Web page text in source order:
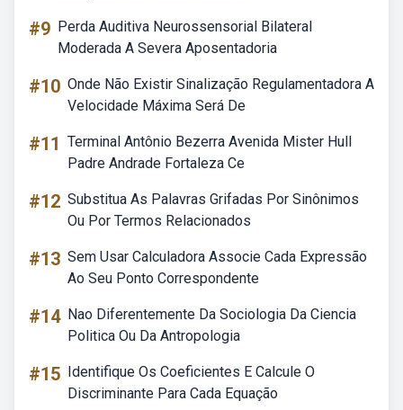
#9 Perda Auditiva Neurossensorial Bilateral
Moderada A Severa Aposentadoria
#10 Onde Não Existir Sinalização Regulamentadora A
Velocidade Máxima Será De
#11 Terminal Antônio Bezerra Avenida Mister Hull
Padre Andrade Fortaleza Ce
#12 Substitua As Palavras Grifadas Por Sinônimos
Ou Por Termos Relacionados
#13 Sem Usar Calculadora Associe Cada Expressão
Ao Seu Ponto Correspondente
#14 Nao Diferentemente Da Sociologia Da Ciencia
Politica Ou Da Antropologia
#15 Identifique Os Coeficientes E Calcule O
Discriminante Para Cada Equação